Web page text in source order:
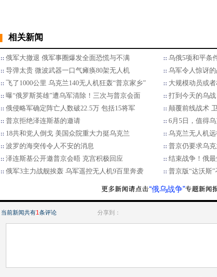
相关新闻
俄军大撤退 俄军事圈爆发全面恐慌与不满
乌俄5项和平条
导弹太贵 微波武器一口气瘫痪80架无人机
乌军令人惊讶
飞了1000公里 乌克兰140无人机狂轰“普京家乡”
大规模动员或
曝“俄罗斯英雄”遭乌军清除！三次与普京会面
打到今天的乌
俄侵略军确定阵亡人数破22.5万 包括15将军
颠覆前线战术
普京拒绝泽连斯基的邀请
6月5日，值得
18共和党人倒戈 美国众院重大力挺乌克兰
乌克兰无人机
波罗的海突传令人不安的消息
普京仍要求乌
泽连斯基公开邀普京会晤 克宫积极回应
结束战争！俄
俄军3主力战舰挨轰 乌军遥控无人机9百里奔袭
普京版“达沃斯
“俄乌战争”
当前新闻共有1条评论 分享到：